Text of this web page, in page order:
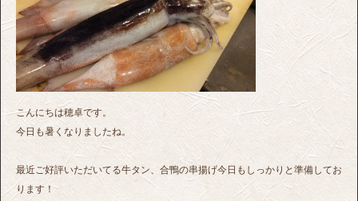
こんにちは穂卓です。
今日も暑くなりましたね。
最近ご好評いただいてる牛タン、合鴨の串揚げ今日もしっかりと準備してお
ります！